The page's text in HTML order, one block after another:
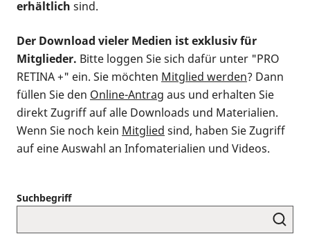
erhältlich sind.
Der Download vieler Medien ist exklusiv für
Mitglieder. Bitte loggen Sie sich dafür unter "PRO
RETINA +" ein. Sie möchten Mitglied werden? Dann
füllen Sie den Online-Antrag aus und erhalten Sie
direkt Zugriff auf alle Downloads und Materialien.
Wenn Sie noch kein Mitglied sind, haben Sie Zugriff
auf eine Auswahl an Infomaterialien und Videos.
Suchbegriff